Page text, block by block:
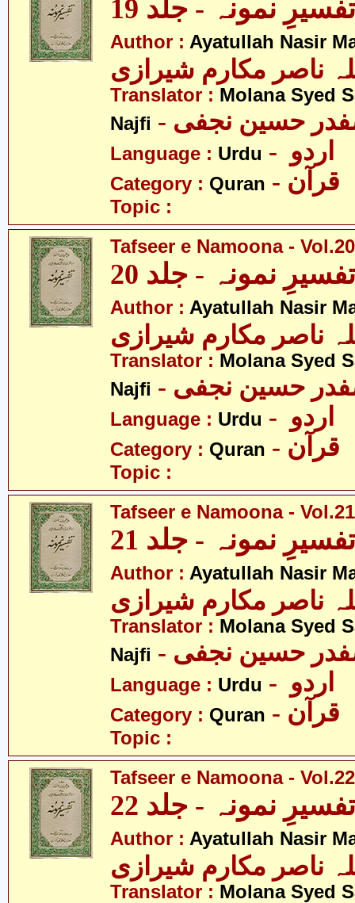
تفسیرِ نمونہ - جلد 19
Author : Ayatullah Nasir
ناصر مکارم شیرازی
Translator : Molana Syed
Najfi
صفدر حسین نجفی
Language : Urdu
Category : Quran - قرآن
Topic :
Tafseer e Namoona - Vol.20
تفسیرِ نمونہ - جلد 20
Author : Ayatullah Nasir
ناصر مکارم شیرازی
Translator : Molana Syed
Najfi
صفدر حسین نجفی
Language : Urdu
Category : Quran - قرآن
Topic :
Tafseer e Namoona - Vol.21
تفسیرِ نمونہ - جلد 21
Author : Ayatullah Nasir
ناصر مکارم شیرازی
Translator : Molana Syed
Najfi
صفدر حسین نجفی
Language : Urdu
Category : Quran - قرآن
Topic :
Tafseer e Namoona - Vol.22
تفسیرِ نمونہ - جلد 22
Author : Ayatullah Nasir
ناصر مکارم شیرازی
Translator : Molana Syed